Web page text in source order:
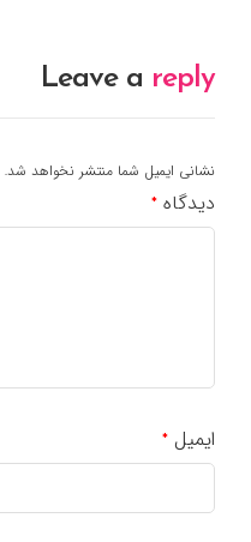
Leave a reply
نشانی ایمیل شما منتشر نخواهد شد.
دیدگاه *
ایمیل*